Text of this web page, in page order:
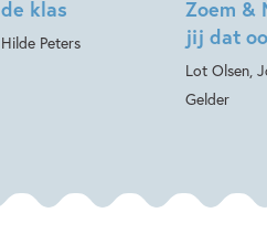
de klas
Hilde Peters
Zoem &
jij dat
Lot Olsen,
Gelder